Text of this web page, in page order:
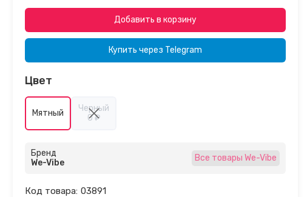
Добавить в корзину
Купить через Telegram
Цвет
Мятный
Черный
0 ₽
Бренд
We-Vibe
Все товары We-Vibe
Код товара: 03891